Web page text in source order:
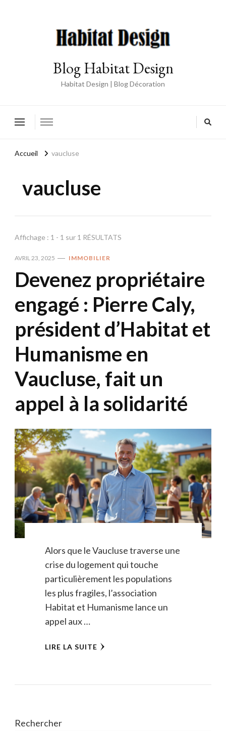
Blog Habitat Design
Habitat Design | Blog Décoration
Accueil vaucluse
vaucluse
Affichage : 1 - 1 sur 1 RÉSULTATS
AVRIL 23, 2025 IMMOBILIER
Devenez propriétaire
engagé : Pierre Caly,
président d’Habitat et
Humanisme en
Vaucluse, fait un
appel à la solidarité
Alors que le Vaucluse traverse une
crise du logement qui touche
particulièrement les populations
les plus fragiles, l’association
Habitat et Humanisme lance un
appel aux …
LIRE LA SUITE
Rechercher